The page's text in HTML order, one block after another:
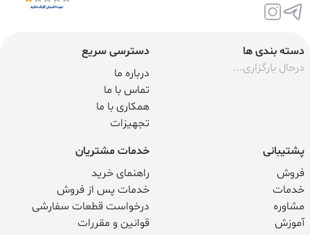
دسته بندی ها
درحال بارگزاری...
دسترسی سریع
درباره ما
تماس با ما
همکاری با ما
تجهیزات
پشتیبانی
فروش
خدمات
مشاوره
آموزش
خدمات مشتریان
راهنمای خرید
خدمات پس از فروش
درخواست قطعات سفارشی
قوانین و مقررات